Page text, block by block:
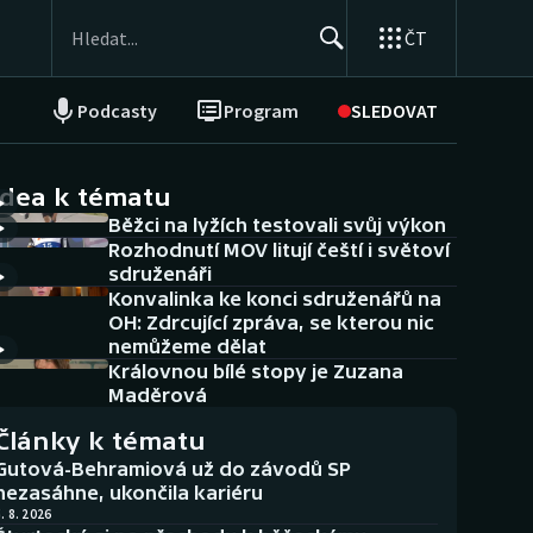
ČT
Podcasty Program SLEDOVAT
NEPŘEHLÉDNĚTE
Historické návraty
Aplikace ČT sport
AZ kvíz
k tématu
Běžci na lyžích testovali svůj výkon
Rozhodnutí MOV litují čeští i světoví
sdruženáři
Konvalinka ke konci sdruženářů na
OH: Zdrcující zpráva, se kterou nic
nemůžeme dělat
Královnou bílé stopy je Zuzana
Maděrová
k tématu
Behramiová už do závodů SP
ukončila kariéru
8. 2026